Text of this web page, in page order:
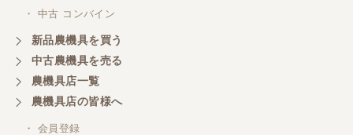
ございました。 トラ
して頂きスムーズ作業出来まし
た。 また購入の機会が有りまし
福島県／エステック有限会社
・ 中古 コンバイン
新品農機具を買う
中古農機具を売る
農機具店一覧
農機具店の皆様へ
・ 会員登録